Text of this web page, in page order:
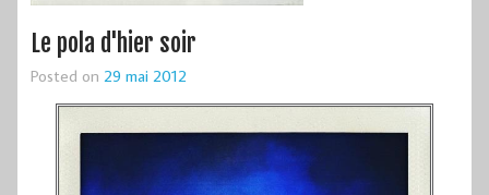
Le pola d'hier soir
Posted on 29 mai 2012